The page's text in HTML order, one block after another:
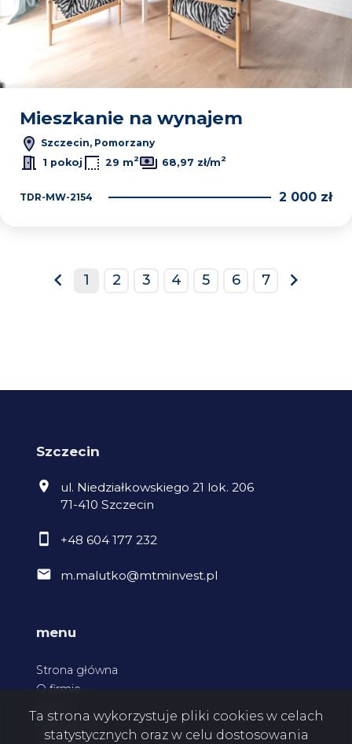
Mieszkanie na wynajem
Szczecin, Pomorzany
1 pokoj
29 m2 68,97 zł/m2
TDR-MW-2154 2 000 zł
prev
1 2 3 4 5 6 7
next
Szczecin
ul. Niedziałkowskiego 21 lok. 206
71-410 Szczecin
+48 604 177 232
m.malutko@mtminvest.pl
menu
Strona główna
O firmie
Ta strona wykorzystuje pliki cookies w celach
statystycznych oraz w celu dostosowania